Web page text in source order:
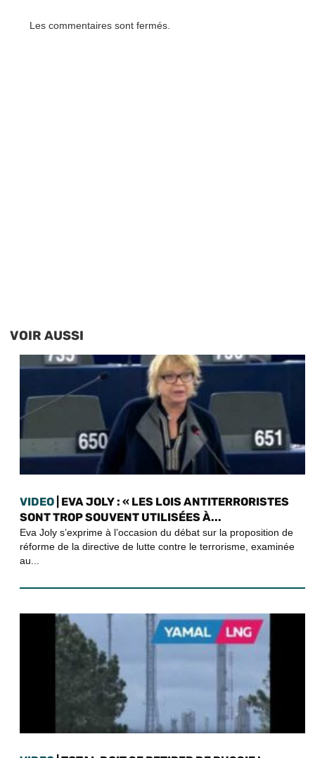
Les commentaires sont fermés.
VOIR AUSSI
VIDEO | EVA JOLY : « LES LOIS ANTITERRORISTES
SONT TROP SOUVENT UTILISÉES À...
Eva Joly s’exprime à l’occasion du débat sur la proposition de
réforme de la directive de lutte contre le terrorisme, examinée
au...